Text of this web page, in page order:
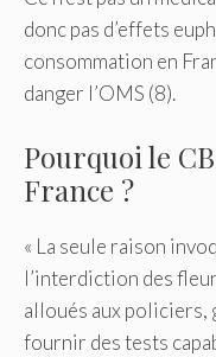
donc pas d’effets
consommation en
danger l’OMS (8).
Pourquoi le
France ?
« La seule raison
l’interdiction des
alloués aux policiers,
fournir des tests